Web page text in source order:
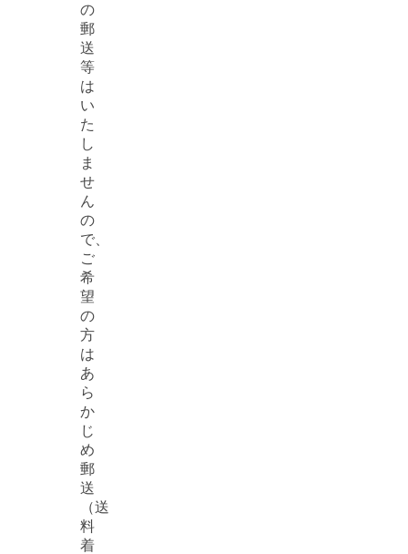
の
郵
送
等
は
い
た
し
ま
せ
ん
の
で、
ご
希
望
の
方
は
あ
ら
か
じ
め
郵
送
（送
料
着